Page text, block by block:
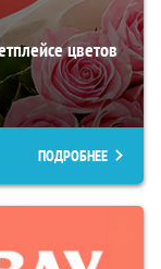
цветов
ПОДРОБНЕЕ